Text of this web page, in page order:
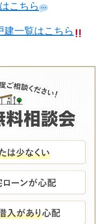
こちら
建一覧はこちら